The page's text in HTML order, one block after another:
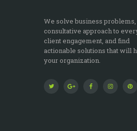
We solve business problems,
consultative approach to
client engagement, and find
actionable solutions that will
your organization.